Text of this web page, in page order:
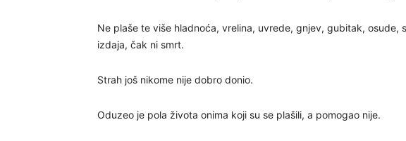
Ne plaše te više hladnoća, vrelina, uvrede, gnjev, gubitak, osude,
izdaja, čak ni smrt.
Strah još nikome nije dobro donio.
Oduzeo je pola života onima koji su se plašili, a pomogao nije.